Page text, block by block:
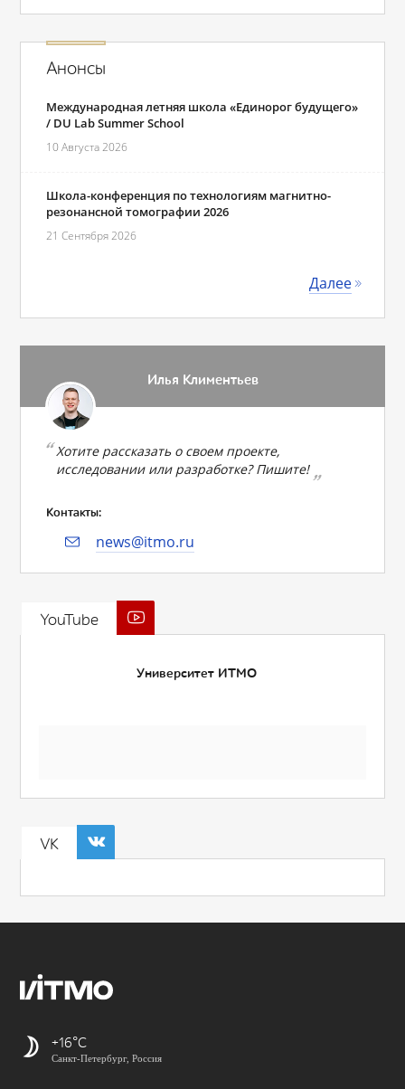
Анонсы
Международная летняя школа «Единорог будущего»
/ DU Lab Summer School
10 Августа 2026
Школа-конференция по технологиям магнитно-
резонансной томографии 2026
21 Сентября 2026
Далее
Илья Климентьев
Хотите рассказать о своем проекте,
исследовании или разработке? Пишите!
Контакты:
news@itmo.ru
YouTube
Университет ИТМО
VK
+16
Санкт-Петербург, Россия